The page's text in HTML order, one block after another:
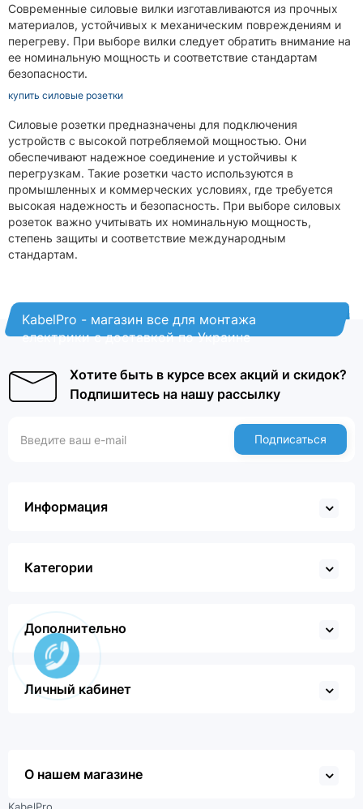
Современные силовые вилки изготавливаются из прочных
материалов, устойчивых к механическим повреждениям и
перегреву. При выборе вилки следует обратить внимание на
ее номинальную мощность и соответствие стандартам
безопасности.
купить силовые розетки
Силовые розетки предназначены для подключения
устройств с высокой потребляемой мощностью. Они
обеспечивают надежное соединение и устойчивы к
перегрузкам. Такие розетки часто используются в
промышленных и коммерческих условиях, где требуется
высокая надежность и безопасность. При выборе силовых
розеток важно учитывать их номинальную мощность,
степень защиты и соответствие международным
стандартам.
KabelPro - магазин все для монтажа
електрики с доставкой по Украине
Хотите быть в курсе всех акций и скидок?
Подпишитесь на нашу рассылку
Подписаться
Информация
Категории
Дополнительно
Личный кабинет
О нашем магазине